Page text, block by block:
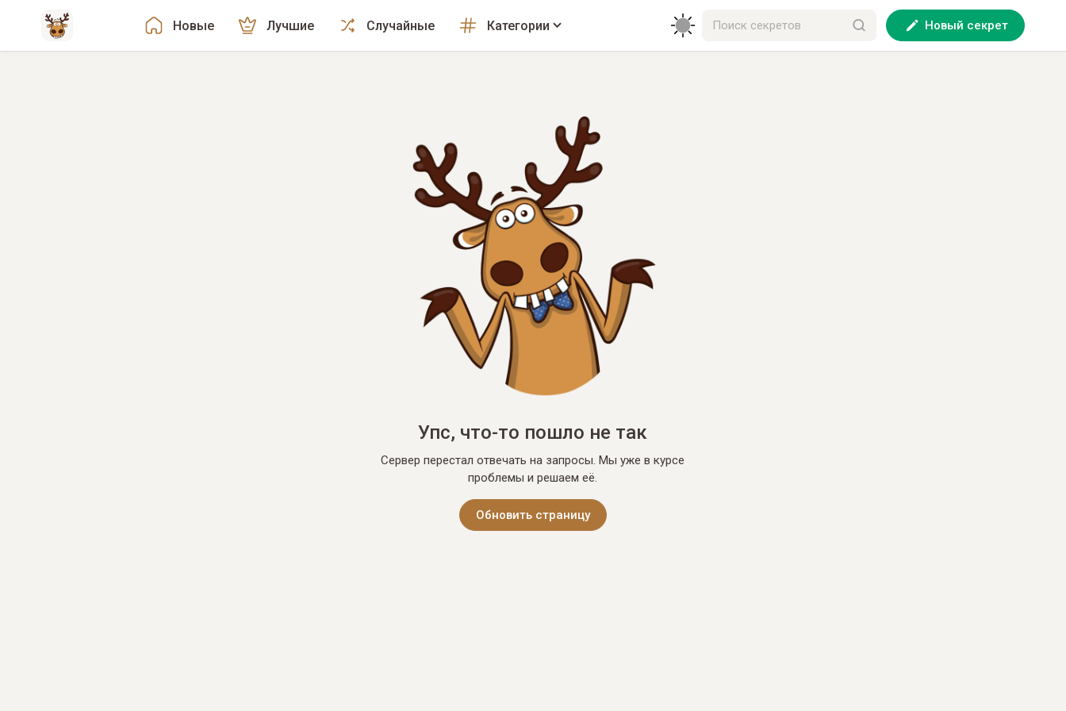
Новые Лучшие Случайные Категории Новый секрет
Упс, что-то пошло не так
Сервер перестал отвечать на запросы. Мы уже в курсе
проблемы и решаем её.
Обновить страницу